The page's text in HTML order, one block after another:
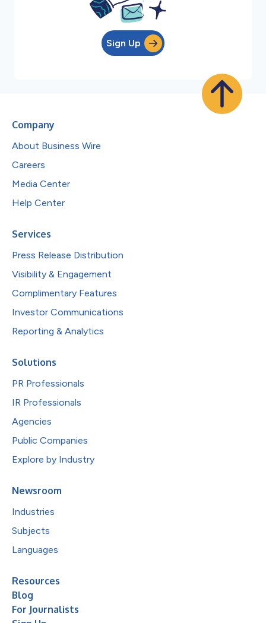
Sign Up
Company
About Business Wire
Careers
Media Center
Help Center
Services
Press Release Distribution
Visibility & Engagement
Complimentary Features
Investor Communications
Reporting & Analytics
Solutions
PR Professionals
IR Professionals
Agencies
Public Companies
Explore by Industry
Newsroom
Industries
Subjects
Languages
Resources
Blog
For Journalists